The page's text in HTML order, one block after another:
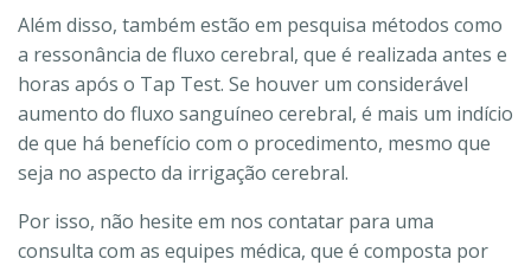
Além disso, também estão em pesquisa métodos como
a ressonância de fluxo cerebral, que é realizada antes e
horas após o Tap Test. Se houver um considerável
aumento do fluxo sanguíneo cerebral, é mais um indício
de que há benefício com o procedimento, mesmo que
seja no aspecto da irrigação cerebral.
Por isso, não hesite em nos contatar para uma
consulta com as equipes médica, que é composta por